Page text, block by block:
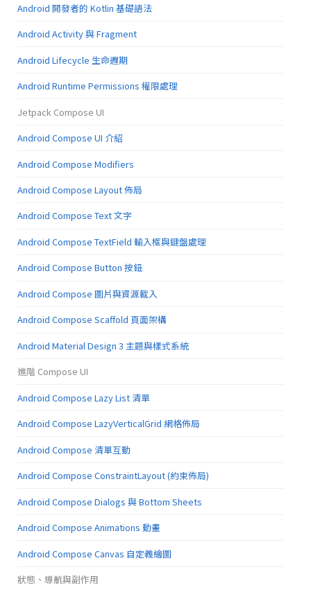
Android 開發者的 Kotlin 基礎語法
Android Activity 與 Fragment
Android Lifecycle 生命週期
Android Runtime Permissions 權限處理
Jetpack Compose UI
Android Compose UI 介紹
Android Compose Modifiers
Android Compose Layout 佈局
Android Compose Text 文字
Android Compose TextField 輸入框與鍵盤處理
Android Compose Button 按鈕
Android Compose 圖片與資源載入
Android Compose Scaffold 頁面架構
Android Material Design 3 主題與樣式系統
進階 Compose UI
Android Compose Lazy List 清單
Android Compose LazyVerticalGrid 網格佈局
Android Compose 清單互動
Android Compose ConstraintLayout (約束佈局)
Android Compose Dialogs 與 Bottom Sheets
Android Compose Animations 動畫
Android Compose Canvas 自定義繪圖
狀態、導航與副作用